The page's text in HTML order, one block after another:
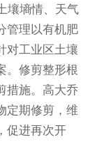
墒情、天气
管理以有机肥
对工业区土壤
。修剪整形根
措施。高大乔
定期修剪，维
促进再次开